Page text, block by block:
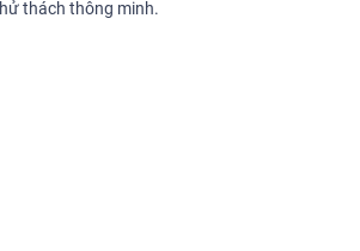
thách thông minh.